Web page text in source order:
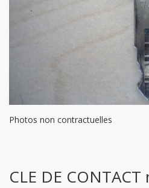
Photos non contractuelles
CLE DE CONTACT